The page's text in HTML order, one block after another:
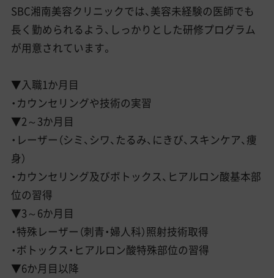
SBC湘南美容クリニックでは、美容未経験の医師でも
長く勤められるよう、しっかりとした研修プログラム
が用意されています。
▼入職1か月目
・カウンセリングや技術の実習
▼2～3か月目
・レーザー（シミ、シワ、たるみ、にきび、スキンケア、痩
身）
・カウンセリング及びボトックス、ヒアルロン酸基本部
位の習得
▼3～6か月目
・特殊レーザー（刺青・婦人科）照射技術取得
・ボトックス・ヒアルロン酸特殊部位の習得
▼6か月目以降